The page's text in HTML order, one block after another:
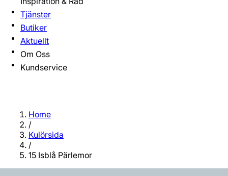
Tjänster
Butiker
Aktuellt
Om Oss
Kundservice
Home
/
Kulörsida
/
15 Isblå Pärlemor